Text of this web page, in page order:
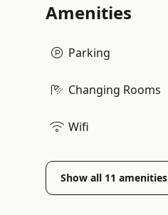
Amenities
Parking
Changing Rooms
Wifi
Show all 11 amenities